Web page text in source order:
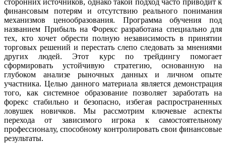
финансовым потерям и отсутствию реального понимания
механизмов ценообразования. Программа обучения под
названием Прибыль на Форекс разработана специально для
тех, кто хочет обрести полную независимость в принятии
торговых решений и перестать слепо следовать за мнениями
других людей. Этот курс по трейдингу помогает
сформировать устойчивую стратегию, основанную на
глубоком анализе рыночных данных и личном опыте
участника. Целью данного материала является демонстрация
того, как системное образование позволяет заработать на
форекс стабильно и безопасно, избегая распространенных
ловушек новичков. Мы рассмотрим ключевые аспекты
перехода от зависимого игрока к самостоятельному
профессионалу, способному контролировать свои финансовые
результаты.